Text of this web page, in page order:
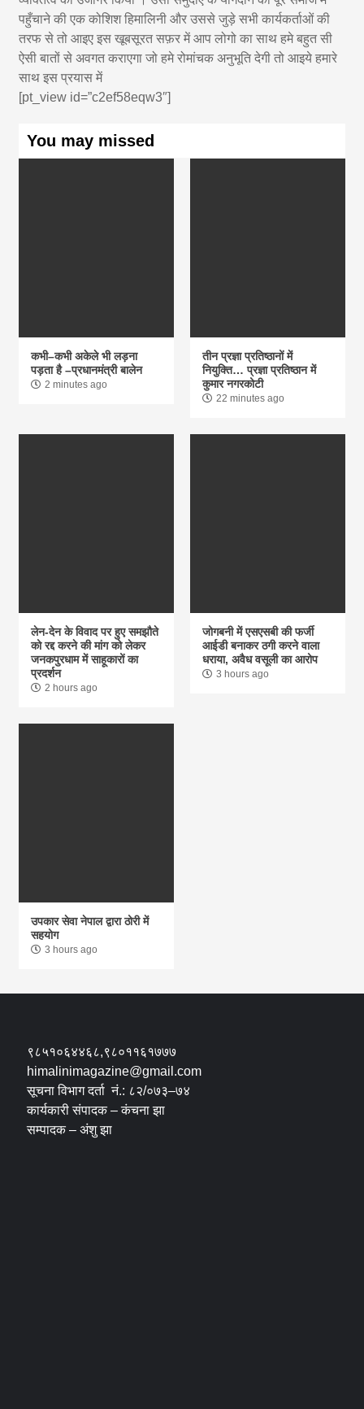
पहुँचाने की एक कोशिश हिमालिनी और उससे जुड़े सभी कार्यकर्ताओं की
तरफ से तो आइए इस खूबसूरत सफ़र में आप लोगो का साथ हमे बहुत सी
ऐसी बातों से अवगत कराएगा जो हमे रोमांचक अनुभूति देगी तो आइये हमारे
साथ इस प्रयास में
[pt_view id=”c2ef58eqw3″]
You may missed
कभी–कभी अकेले भी लड़ना
पड़ता है –प्रधानमंत्री बालेन
2 minutes ago
तीन प्रज्ञा प्रतिष्ठानों में
नियुक्ति… प्रज्ञा प्रतिष्ठान में
कुमार नगरकोटी
22 minutes ago
लेन-देन के विवाद पर हुए समझौते
को रद्द करने की मांग को लेकर
जनकपुरधाम में साहूकारों का
प्रदर्शन
2 hours ago
जोगबनी में एसएसबी की फर्जी
आईडी बनाकर ठगी करने वाला
धराया, अवैध वसूली का आरोप
3 hours ago
उपकार सेवा नेपाल द्वारा ठोरी में
सहयोग
3 hours ago
९८५१०६४४६८,९८०११६१७७७
himalinimagazine@gmail.com
सूचना विभाग दर्ता नं.: ८२/०७३–७४
कार्यकारी संपादक – कंचना झा
सम्पादक – अंशु झा